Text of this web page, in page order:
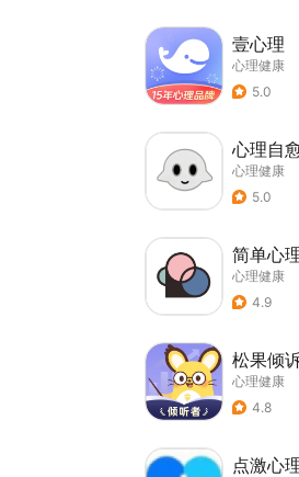
壹心理
心理健康
5.0
心理自
心理健康
5.0
简单心
心理健康
4.9
松果倾
心理健康
4.8
点激心